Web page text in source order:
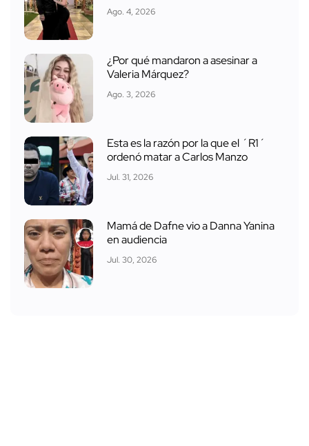
Ago. 4, 2026
¿Por qué mandaron a asesinar a
Valeria Márquez?
Ago. 3, 2026
Esta es la razón por la que el ´R1´
ordenó matar a Carlos Manzo
Jul. 31, 2026
Mamá de Dafne vio a Danna Yanina
en audiencia
Jul. 30, 2026